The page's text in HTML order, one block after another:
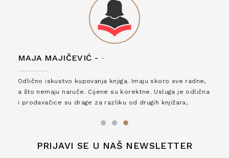
MAJA MAJIČEVIĆ - -
Odlično iskustvo kupovanja knjiga. Imaju skoro sve radne,
a što nemaju naruče. Cijene su korektne. Usluga je odlična
i prodavačice su drage za razliku od drugih knjižara,
PRIJAVI SE U NAŠ NEWSLETTER